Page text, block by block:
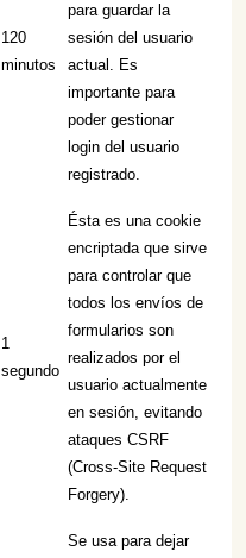
120
minutos
para guardar la
sesión del usuario
actual. Es
importante para
poder gestionar
login del usuario
registrado.
1
segundo
Ésta es una cookie
encriptada que sirve
para controlar que
todos los envíos de
formularios son
realizados por el
usuario actualmente
en sesión, evitando
ataques CSRF
(Cross-Site Request
Forgery).
Se usa para dejar